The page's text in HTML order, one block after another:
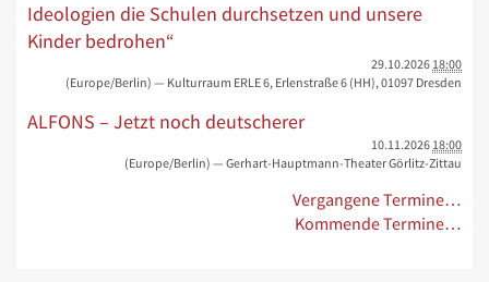
Ideologien die Schulen durchsetzen und unsere
Kinder bedrohen“
29.10.2026 18:00
(Europe/Berlin) — Kulturraum ERLE 6, Erlenstraße 6 (HH), 01097 Dresden
ALFONS – Jetzt noch deutscherer
10.11.2026 18:00
(Europe/Berlin) — Gerhart-Hauptmann-Theater Görlitz-Zittau
Vergangene Termine…
Kommende Termine…